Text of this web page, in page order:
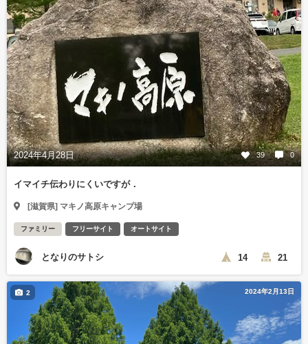
2024年4月28日 39 0
イマイチ伝わりにくいですが．
[滋賀県] マキノ高原キャンプ場
ファミリー フリーサイト オートサイト
となりのサトシ 14 21
2024年2月13日
2